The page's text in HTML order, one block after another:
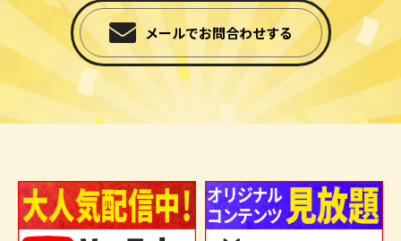
メールでお問合わせする